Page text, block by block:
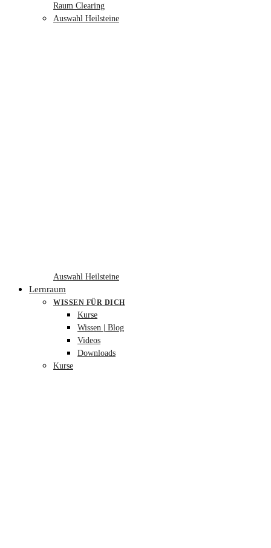
Raum Clearing
Auswahl Heilsteine
Auswahl Heilsteine
Lernraum
WISSEN FÜR DICH
Kurse
Wissen | Blog
Videos
Downloads
Kurse